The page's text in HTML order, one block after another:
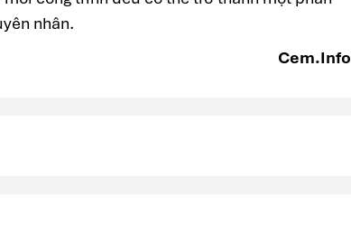
nhân.
Cem.Info